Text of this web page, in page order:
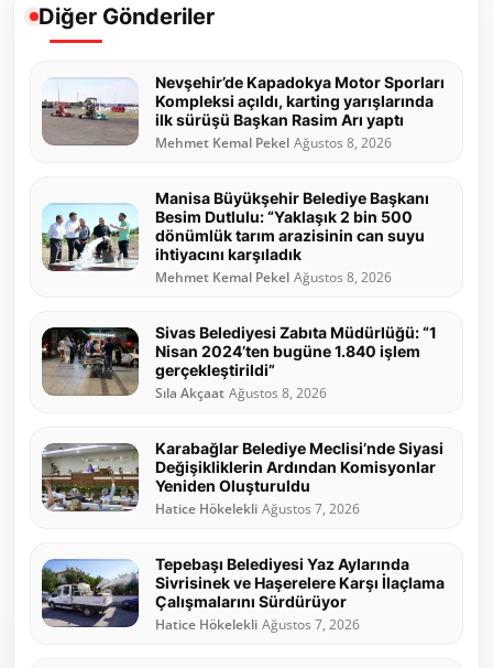
Diğer Gönderiler
Nevşehir’de Kapadokya Motor Sporları
Kompleksi açıldı, karting yarışlarında
ilk sürüşü Başkan Rasim Arı yaptı
Mehmet Kemal Pekel Ağustos 8, 2026
Manisa Büyükşehir Belediye Başkanı
Besim Dutlulu: “Yaklaşık 2 bin 500
dönümlük tarım arazisinin can suyu
ihtiyacını karşıladık
Mehmet Kemal Pekel Ağustos 8, 2026
Sivas Belediyesi Zabıta Müdürlüğü: “1
Nisan 2024’ten bugüne 1.840 işlem
gerçekleştirildi”
Sıla Akçaat Ağustos 8, 2026
Karabağlar Belediye Meclisi’nde Siyasi
Değişikliklerin Ardından Komisyonlar
Yeniden Oluşturuldu
Hatice Hökelekli Ağustos 7, 2026
Tepebaşı Belediyesi Yaz Aylarında
Sivrisinek ve Haşerelere Karşı İlaçlama
Çalışmalarını Sürdürüyor
Hatice Hökelekli Ağustos 7, 2026